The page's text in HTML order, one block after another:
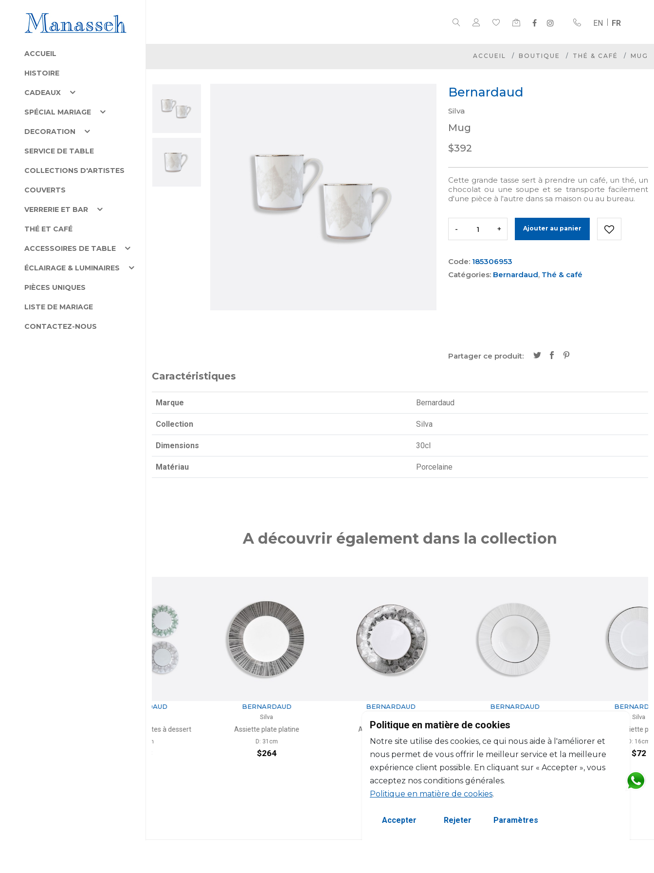
EN FR
ACCUEIL
HISTOIRE
CADEAUX
SPÉCIAL MARIAGE
DECORATION
SERVICE DE TABLE
COLLECTIONS D'ARTISTES
COUVERTS
VERRERIE ET BAR
THÉ ET CAFÉ
ACCESSOIRES DE TABLE
ÉCLAIRAGE & LUMINAIRES
PIÈCES UNIQUES
LISTE DE MARIAGE
CONTACTEZ-NOUS
ACCUEIL BOUTIQUE THÉ & CAFÉ MUG
Bernardaud
Silva
Mug
$392
Cette grande tasse sert à prendre un café, un thé, un
chocolat ou une soupe et se transporte facilement
d'une pièce à l'autre dans sa maison ou au bureau.
- + Ajouter au panier
Code: 185306953
Catégories: Bernardaud, Thé & café
Partager ce produit:
Caractéristiques
Marque Bernardaud
Collection Silva
Dimensions 30cl
Matériau Porcelaine
A découvrir également dans la collection
Assiette plate platine Assiette plate platine Assiette creuse à aile
D: 22.5cm
$97
D: 16cm
$72
Politique en matière de cookies
Notre site utilise des cookies, ce qui nous aide à l'améliorer et
nous permet de vous offrir le meilleur service et la meilleure
expérience client possible. En cliquant sur « Accepter », vous
acceptez nos conditions générales.
Politique en matière de cookies.
Accepter Rejeter Paramètres